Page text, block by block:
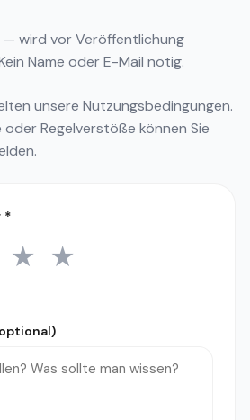
wird vor Veröffentlichung
Name oder E-Mail nötig.
unsere Nutzungsbedingungen.
Regelverstöße können Sie
*
4 Sterne
★ 5 Sterne
★